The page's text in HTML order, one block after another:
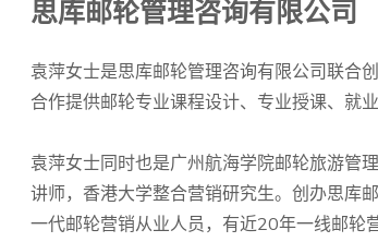
思库邮轮管理咨询有限公司
袁萍女士是思库邮轮管理咨询有限公司联合
合作提供邮轮专业课程设计、专业授课、就
袁萍女士同时也是广州航海学院邮轮旅游管
讲师，香港大学整合营销研究生。创办思库
一代邮轮营销从业人员，有近20年一线邮轮